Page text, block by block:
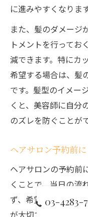
に進みやすくなります
また、髪のダメージ
トメントを行ってお
減できます。特にカ
希望する場合は、髪
です。髪型のイメー
くと、美容師に自分
のズレを防ぐことが
ヘアサロン予約前
ヘアサロンの予約前
くことで、当日の流
ず、希望するメニュ
が大切です。カット
03-4283-